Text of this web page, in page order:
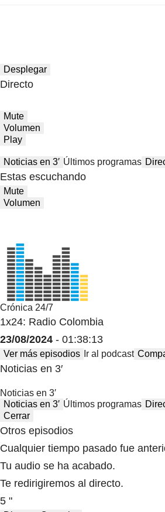
Desplegar
Directo
Mute
Volumen
Play
Noticias en 3′ Últimos programas
Estas escuchando
Mute
Volumen
Crónica 24/7
1x24: Radio Colombia
23/08/2024 - 01:38:13
Ver más episodios Ir al podcast
Noticias en 3′
Noticias en 3′
Noticias en 3′ Últimos programas
Cerrar
Otros episodios
Cualquier tiempo pasado fue
Tu audio se ha acabado.
Te redirigiremos al directo.
5 "